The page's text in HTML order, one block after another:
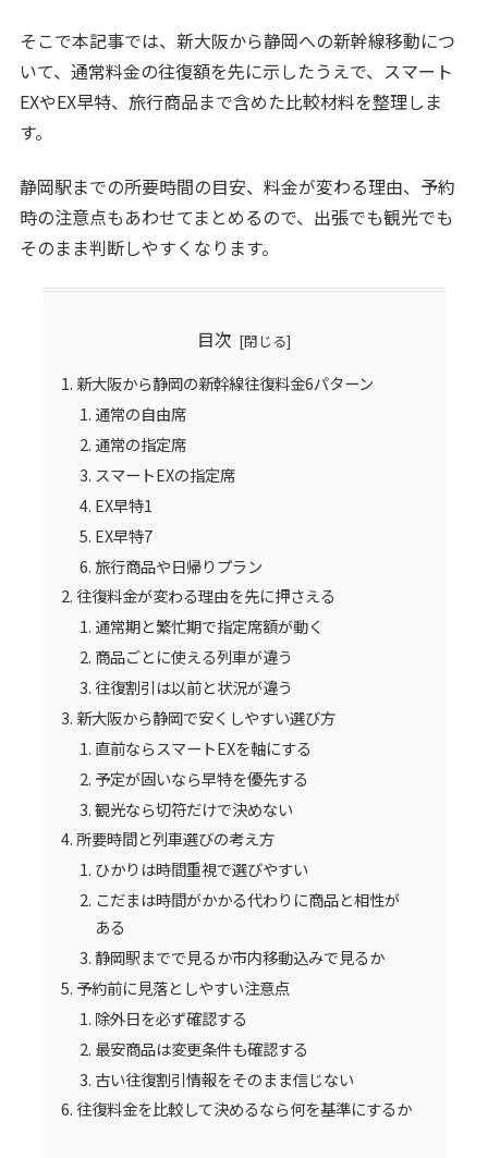
そこで本記事では、新大阪から静岡への新幹線移動につ
いて、通常料金の往復額を先に示したうえで、スマート
EXやEX早特、旅行商品まで含めた比較材料を整理しま
す。
静岡駅までの所要時間の目安、料金が変わる理由、予約
時の注意点もあわせてまとめるので、出張でも観光でも
そのまま判断しやすくなります。
目次
新大阪から静岡の新幹線往復料金6パターン
通常の自由席
通常の指定席
スマートEXの指定席
EX早特1
EX早特7
旅行商品や日帰りプラン
往復料金が変わる理由を先に押さえる
通常期と繁忙期で指定席額が動く
商品ごとに使える列車が違う
往復割引は以前と状況が違う
新大阪から静岡で安くしやすい選び方
直前ならスマートEXを軸にする
予定が固いなら早特を優先する
観光なら切符だけで決めない
所要時間と列車選びの考え方
ひかりは時間重視で選びやすい
こだまは時間がかかる代わりに商品と相性が
ある
静岡駅までで見るか市内移動込みで見るか
予約前に見落としやすい注意点
除外日を必ず確認する
最安商品は変更条件も確認する
古い往復割引情報をそのまま信じない
往復料金を比較して決めるなら何を基準にするか